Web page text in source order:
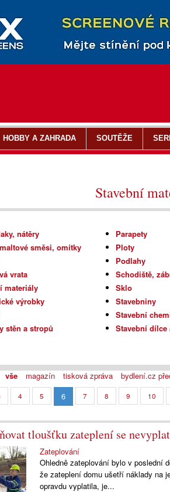
Stavební
nátěry
směsi, omítky
vrata
materiály
výrobky
stěn a stropů
Parapety
Ploty
Podlahy
Schodiště,
Sklo
Stavebniny
Stavební
Stavební dílce
vše magazín tisková zpráva bydlení.cz
4 5 6 7 8 9 10
tloušťku zateplení se
Zateplování
Ohledně zateplování bylo v poslední
že zateplení domu ušetří náklady na
opravdu vyplatila, je...
HOBBY A ZAHRADA SOUTĚŽE